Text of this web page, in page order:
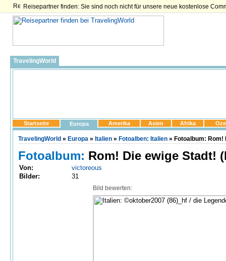
Reisepartner finden: Sie sind noch nicht für unsere neue kostenlose
TravelingWorld
Startseite Europa Amerika Asien Afrika
TravelingWorld » Europa » Italien » Fotoalben: Italien » Fotoalbum: Rom!
Fotoalbum: Rom! Die ewige Stadt!
Von:
victoreous
Bilder:
31
Bild bewerten: